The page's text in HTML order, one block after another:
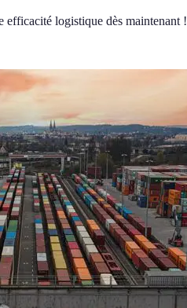
efficacité logistique dès maintenant !